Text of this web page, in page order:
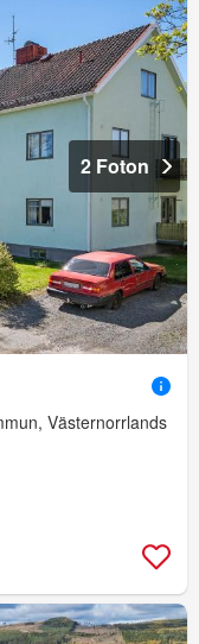
2 Foton
Västernorrlands